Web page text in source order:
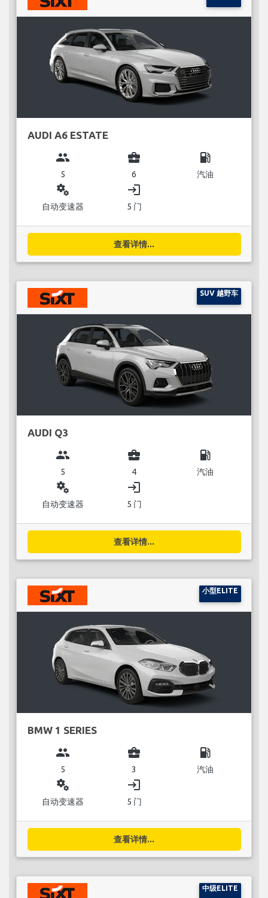
AUDI A6 ESTATE
group
5
business_center
6
local_gas_station
汽油
miscellaneous_services
自动变速器
login
5 门
查看详情...
SUV 越野车
AUDI Q3
group
5
business_center
4
local_gas_station
汽油
miscellaneous_services
自动变速器
login
5 门
查看详情...
小型ELITE
BMW 1 SERIES
group
5
business_center
3
local_gas_station
汽油
miscellaneous_services
自动变速器
login
5 门
查看详情...
中级ELITE